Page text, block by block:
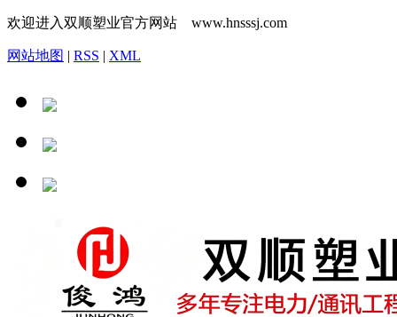
欢迎进入双顺塑业官方网站 www.hnsssj.com
网站地图 | RSS | XML